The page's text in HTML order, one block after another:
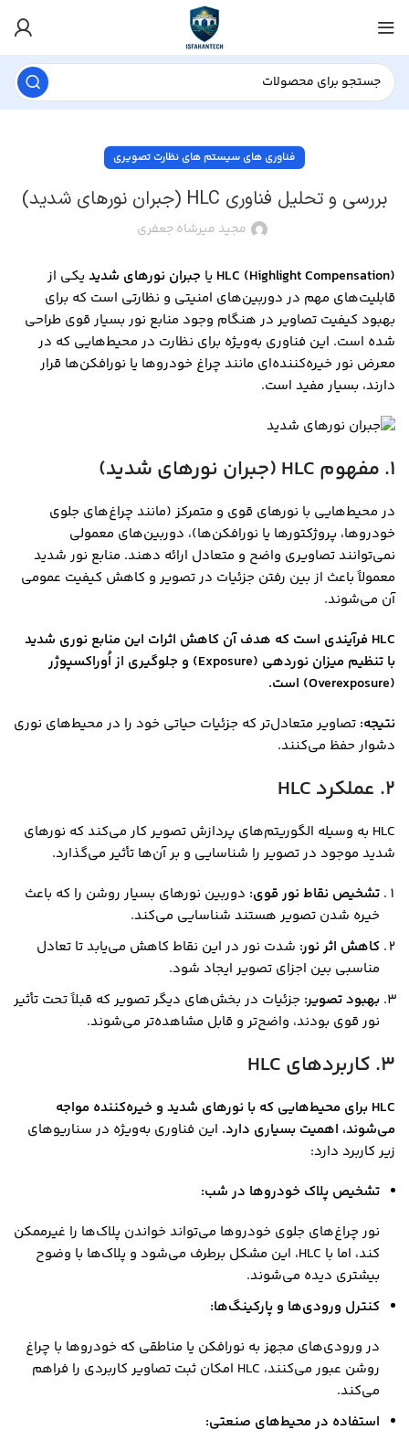
فناوری های سیستم های نظارت تصویری
بررسی و تحلیل فناوری HLC (جبران نورهای شدید)
مجید میرشاه جعفری
HLC (Highlight Compensation) یا جبران نورهای شدید یکی از
قابلیت‌های مهم در دوربین‌های امنیتی و نظارتی است که برای
بهبود کیفیت تصاویر در هنگام وجود منابع نور بسیار قوی طراحی
شده است. این فناوری به‌ویژه برای نظارت در محیط‌هایی که در
معرض نور خیره‌کننده‌ای مانند چراغ خودروها یا نورافکن‌ها قرار
دارند، بسیار مفید است.
1. مفهوم HLC (جبران نورهای شدید)
در محیط‌هایی با نورهای قوی و متمرکز (مانند چراغ‌های جلوی
خودروها، پروژکتورها یا نورافکن‌ها)، دوربین‌های معمولی
نمی‌توانند تصاویری واضح و متعادل ارائه دهند. منابع نور شدید
معمولاً باعث از بین رفتن جزئیات در تصویر و کاهش کیفیت عمومی
آن می‌شوند.
HLC فرآیندی است که هدف آن کاهش اثرات این منابع نوری شدید
با تنظیم میزان نوردهی (Exposure) و جلوگیری از اُوراکسپوژر
(Overexposure) است.
نتیجه: تصاویر متعادل‌تر که جزئیات حیاتی خود را در محیط‌های نوری
دشوار حفظ می‌کنند.
2. عملکرد HLC
HLC به وسیله الگوریتم‌های پردازش تصویر کار می‌کند که نورهای
شدید موجود در تصویر را شناسایی و بر آن‌ها تأثیر می‌گذارد.
تشخیص نقاط نور قوی: دوربین نورهای بسیار روشن را که باعث
خیره شدن تصویر هستند شناسایی می‌کند.
کاهش اثر نور: شدت نور در این نقاط کاهش می‌یابد تا تعادل
مناسبی بین اجزای تصویر ایجاد شود.
بهبود تصویر: جزئیات در بخش‌های دیگر تصویر که قبلاً تحت تأثیر
نور قوی بودند، واضح‌تر و قابل مشاهده‌تر می‌شوند.
3. کاربردهای HLC
HLC برای محیط‌هایی که با نورهای شدید و خیره‌کننده مواجه
می‌شوند، اهمیت بسیاری دارد. این فناوری به‌ویژه در سناریوهای
زیر کاربرد دارد:
تشخیص پلاک خودروها در شب:
نور چراغ‌های جلوی خودروها می‌تواند خواندن پلاک‌ها را غیرممکن
کند، اما با HLC، این مشکل برطرف می‌شود و پلاک‌ها با وضوح
بیشتری دیده می‌شوند.
کنترل ورودی‌ها و پارکینگ‌ها:
در ورودی‌های مجهز به نورافکن یا مناطقی که خودروها با چراغ
روشن عبور می‌کنند، HLC امکان ثبت تصاویر کاربردی را فراهم
می‌کند.
استفاده در محیط‌های صنعتی: